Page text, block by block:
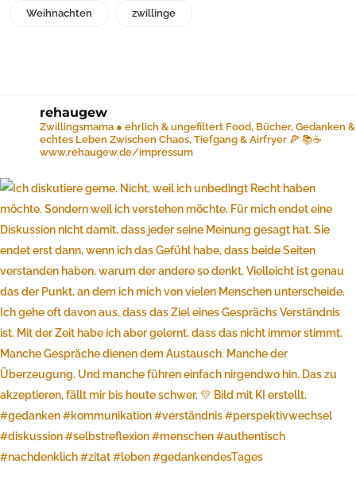
Weihnachten zwillinge
rehaugew
Zwillingsmama ● ehrlich & ungefiltert Food, Bücher, Gedanken &
echtes Leben Zwischen Chaos, Tiefgang & Airfryer 🍕 📚☕️
www.rehaugew.de/impressum